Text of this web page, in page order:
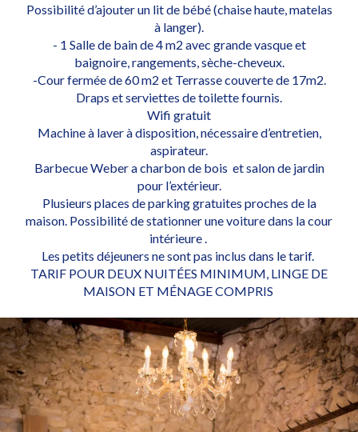
Possibilité d’ajouter un lit de bébé (chaise haute, matelas
à langer).
- 1 Salle de bain de 4 m2 avec grande vasque et
baignoire, rangements, sèche-cheveux.
-Cour fermée de 60 m2 et Terrasse couverte de 17m2.
Draps et serviettes de toilette fournis.
Wifi gratuit
Machine à laver à disposition, nécessaire d’entretien,
aspirateur.
Barbecue Weber a charbon de bois et salon de jardin
pour l’extérieur.
Plusieurs places de parking gratuites proches de la
maison. Possibilité de stationner une voiture dans la cour
intérieure .
Les petits déjeuners ne sont pas inclus dans le tarif.
TARIF POUR DEUX NUITÉES MINIMUM, LINGE DE
MAISON ET MÉNAGE COMPRIS